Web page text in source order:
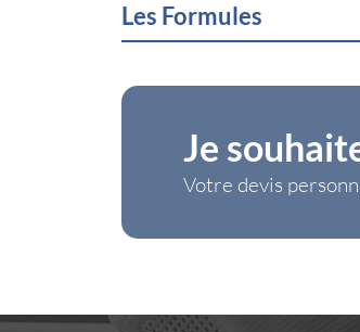
Les Formules
Activités scolaires (y
compris trajet)
Activités Extra-scolaires
Je
Votre devis